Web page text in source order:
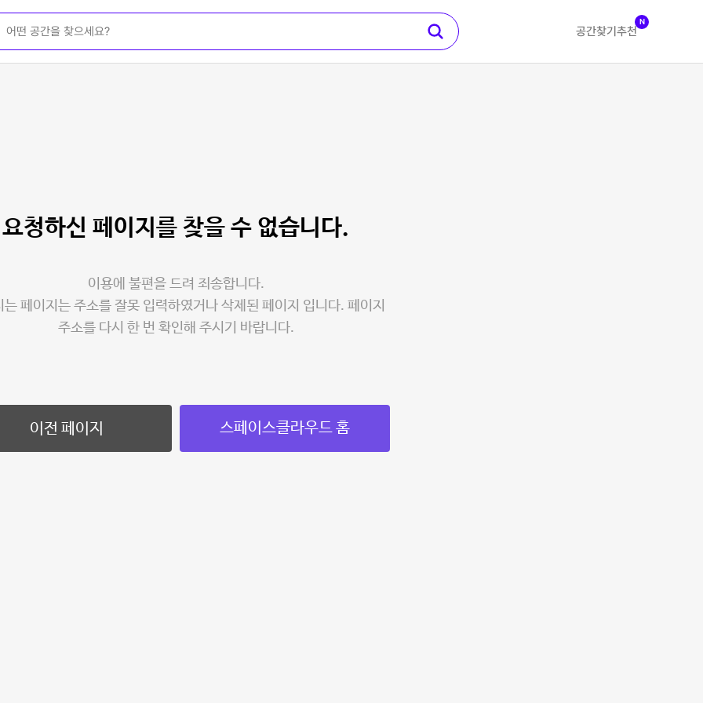
공간찾기 추천
N
요청하신 페이지를 찾을 수 없습니다.
이용에 불편을 드려 죄송합니다.
는 페이지는 주소를 잘못 입력하였거나 삭제된 페이지 입니다. 페이지
주소를 다시 한 번 확인해 주시기 바랍니다.
이전 페이지 스페이스클라우드 홈